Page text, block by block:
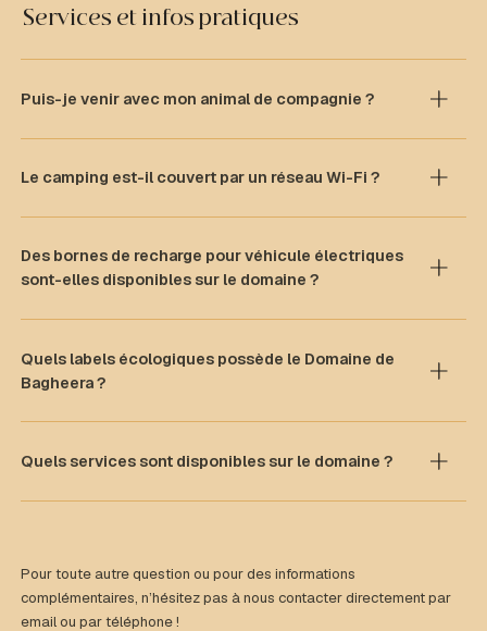
Services et infos pratiques
Puis-je venir avec mon animal de compagnie ?
Le camping est-il couvert par un réseau Wi-Fi ?
Des bornes de recharge pour véhicule électriques
sont-elles disponibles sur le domaine ?
Quels labels écologiques possède le Domaine de
Bagheera ?
Quels services sont disponibles sur le domaine ?
Pour toute autre question ou pour des informations
complémentaires, n’hésitez pas à nous contacter directement par
email ou par téléphone !